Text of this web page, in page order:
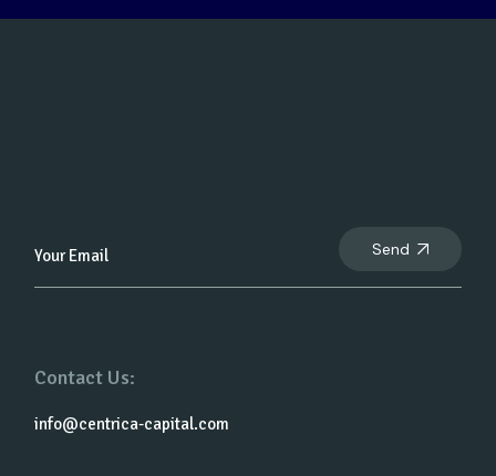
Send
Contact Us:
info@centrica-capital.com